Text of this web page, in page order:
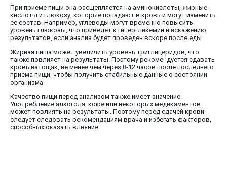
При приеме пищи она расщепляется на аминокислоты, жирные
кислоты и глюкозу, которые попадают в кровь и могут изменить
ее состав. Например, углеводы могут временно повысить
уровень глюкозы, что приведет к гипергликемии и искажению
результатов, если анализ будет проведен вскоре после еды.
Жирная пища может увеличить уровень триглицеридов, что
также повлияет на результаты. Поэтому рекомендуется сдавать
кровь натощак, не менее чем через 8-12 часов после последнего
приема пищи, чтобы получить стабильные данные о состоянии
организма.
Качество пищи перед анализом также имеет значение.
Употребление алкоголя, кофе или некоторых медикаментов
может повлиять на результаты. Поэтому перед сдачей крови
следует следовать рекомендациям врача и избегать факторов,
способных оказать влияние.